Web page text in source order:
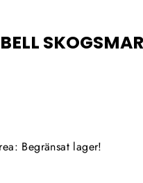
Begränsat lager!